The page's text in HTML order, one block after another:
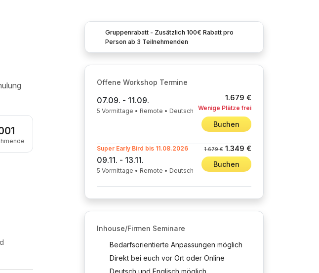
Gruppenrabatt - Zusätzlich 100€ Rabatt pro
Person ab 3 Teilnehmenden
Offene Workshop Termine
07.09. - 11.09.
5 Vormittage • Remote • Deutsch
1.679 €
Wenige Plätze frei
Buchen
Super Early Bird bis 11.08.2026
09.11. - 13.11.
5 Vormittage • Remote • Deutsch
1.679 €1.349 €
Buchen
Inhouse/Firmen Seminare
Bedarfsorientierte Anpassungen möglich
Direkt bei euch vor Ort oder Online
Deutsch und Englisch möglich